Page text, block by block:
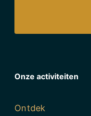
Onze activiteiten
Ontdek